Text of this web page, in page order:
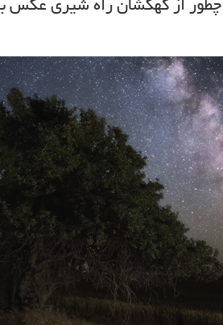
از کهکشان راه شیری عکس